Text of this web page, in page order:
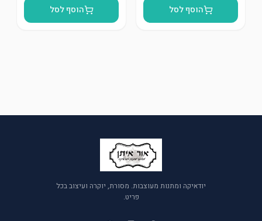
הוסף לסל הוסף לסל
יודאיקה ומתנות מעוצבות. מסורת, יוקרה ועיצוב בכל
פריט.